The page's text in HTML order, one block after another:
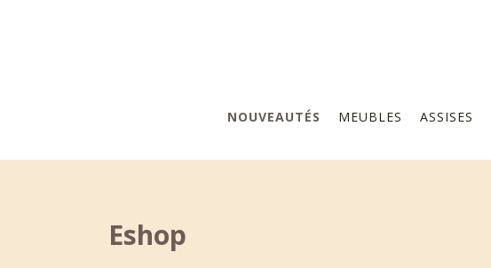
NOUVEAUTÉS MEUBLES ASSISES
Eshop